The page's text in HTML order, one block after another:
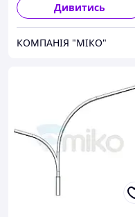
Дивитись
КОМПАНІЯ "МІКО"